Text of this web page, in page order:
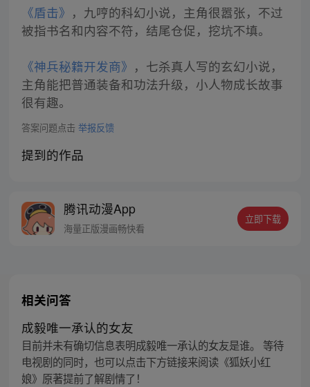
《盾击》 ，九哼的科幻小说，主角很嚣张，不过
被指书名和内容不符，结尾仓促，挖坑不填。
《神兵秘籍开发商》 ，七杀真人写的玄幻小说，
主角能把普通装备和功法升级，小人物成长故事
很有趣。
答案问题点击 举报反馈
提到的作品
腾讯动漫App
海量正版漫画畅快看
立即下载
相关问答
成毅唯一承认的女友
目前并未有确切信息表明成毅唯一承认的女友是谁。 等待
电视剧的同时，也可以点击下方链接来阅读《狐妖小红
娘》原著提前了解剧情了！